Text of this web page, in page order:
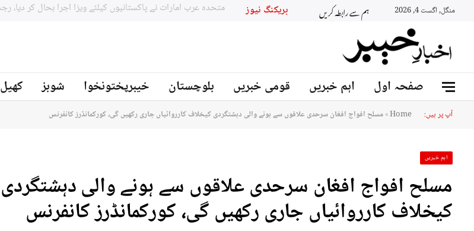
منگل, اگست 4, 2026 ہم سے رابطہ کریں بریکنگ نیوز
صفحہ اول اہم خبریں قومی خبریں بلوچستان خیبرپختونخوا شوبز کھیل
آپ پر ہیں: Home
»مسلح افواج افغان سرحدی علاقوں سے ہونے والی دہشتگردی کیخلاف کارروائیاں جاری رکھیں گی، کورکمانڈرز کانفرنس
اہم خبریں
مسلح افواج افغان سرحدی علاقوں سے ہونے والی دہشتگردی
کیخلاف کارروائیاں جاری رکھیں گی، کورکمانڈرز کانفرنس